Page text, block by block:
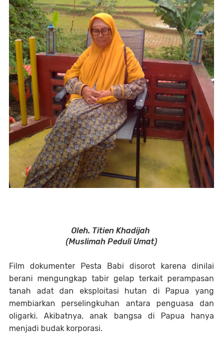
Oleh. Titien Khadijah
(Muslimah Peduli Umat)
Film dokumenter Pesta Babi disorot karena dinilai
berani mengungkap tabir gelap terkait perampasan
tanah adat dan eksploitasi hutan di Papua yang
membiarkan perselingkuhan antara penguasa dan
oligarki. Akibatnya, anak bangsa di Papua hanya
menjadi budak korporasi.